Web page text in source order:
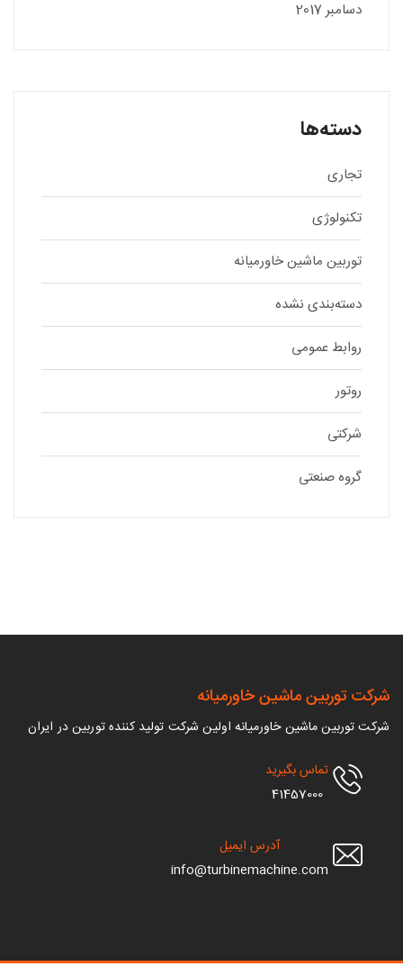
دسته‌ها
تکنولوژی
توربین ماشین خاورمیانه
دسته‌بندی نشده
روابط عمومی
گروه صنعتی
توربین ماشین خاورمیانه
ماشین خاورمیانه اولین شرکت تولید کننده توربین در ایران
تماس بگیرید
41457000
آدرس ایمیل
info@turbinemachine.com